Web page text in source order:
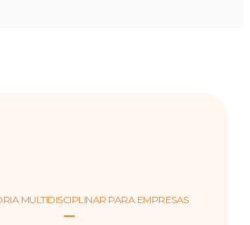
MULTIDISCIPLINAR PARA EMPRESAS